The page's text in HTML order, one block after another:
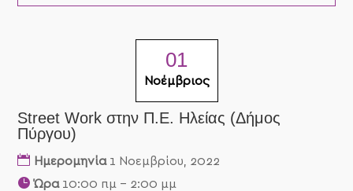
01
Νοέμβριος
Street Work στην Π.Ε. Ηλείας (Δήμος
Πύργου)
Ημερομηνία 1 Νοεμβρίου, 2022
Ώρα 10:00 πμ - 2:00 μμ